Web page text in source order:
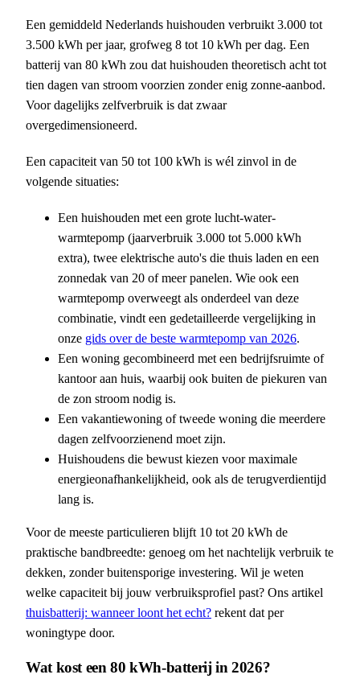
Een gemiddeld Nederlands huishouden verbruikt 3.000 tot
3.500 kWh per jaar, grofweg 8 tot 10 kWh per dag. Een
batterij van 80 kWh zou dat huishouden theoretisch acht tot
tien dagen van stroom voorzien zonder enig zonne-aanbod.
Voor dagelijks zelfverbruik is dat zwaar
overgedimensioneerd.
Een capaciteit van 50 tot 100 kWh is wél zinvol in de
volgende situaties:
Een huishouden met een grote lucht-water-
warmtepomp (jaarverbruik 3.000 tot 5.000 kWh
extra), twee elektrische auto's die thuis laden en een
zonnedak van 20 of meer panelen. Wie ook een
warmtepomp overweegt als onderdeel van deze
combinatie, vindt een gedetailleerde vergelijking in
onze gids over de beste warmtepomp van 2026.
Een woning gecombineerd met een bedrijfsruimte of
kantoor aan huis, waarbij ook buiten de piekuren van
de zon stroom nodig is.
Een vakantiewoning of tweede woning die meerdere
dagen zelfvoorzienend moet zijn.
Huishoudens die bewust kiezen voor maximale
energieonafhankelijkheid, ook als de terugverdientijd
lang is.
Voor de meeste particulieren blijft 10 tot 20 kWh de
praktische bandbreedte: genoeg om het nachtelijk verbruik te
dekken, zonder buitensporige investering. Wil je weten
welke capaciteit bij jouw verbruiksprofiel past? Ons artikel
thuisbatterij: wanneer loont het echt? rekent dat per
woningtype door.
Wat kost een 80 kWh-batterij in 2026?